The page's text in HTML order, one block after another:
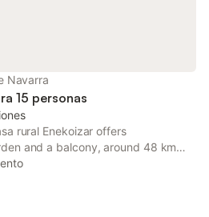
Navarra
15 personas
rural Enekoizar offers
and a balcony, around 48 km
a lift, this property also
area.